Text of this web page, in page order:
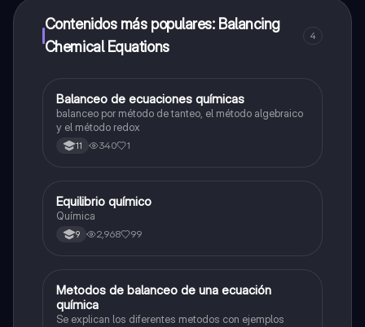
Contenidos más populares: Balancing
Chemical Equations
4
Química
Balanceo de ecuaciones químicas
balanceo por método de tanteo, el método algebraico
y el método redox
11 340 1
Química
Equilibrio químico
Química
9 2,968 99
Química
Metodos de balanceo de una ecuación
química
Se explican los diferentes metodos con ejemplos